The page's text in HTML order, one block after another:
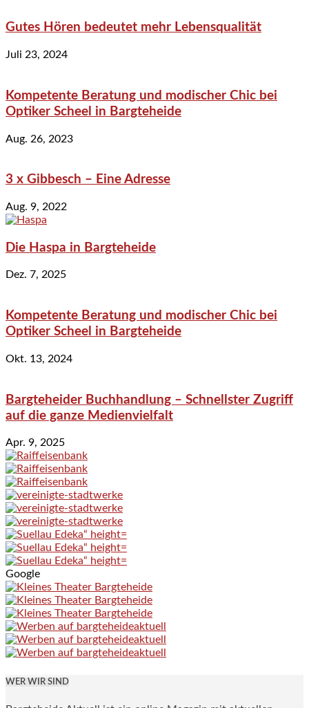
Gutes Hören bedeutet mehr Lebensqualität
Juli 23, 2024
Kompetente Beratung und modischer Chic bei
Optiker Scheel in Bargteheide
Aug. 26, 2023
3 x Gibbesch – Eine Adresse
Aug. 9, 2022
Die Haspa in Bargteheide
Dez. 7, 2025
Kompetente Beratung und modischer Chic bei
Optiker Scheel in Bargteheide
Okt. 13, 2024
Bargteheider Buchhandlung – Schnellster Zugriff
auf die ganze Medienvielfalt
Apr. 9, 2025
Google
WER WIR SIND